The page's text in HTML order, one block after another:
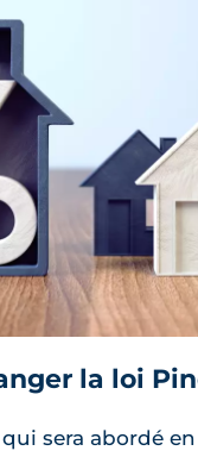
la loi
sera abordé